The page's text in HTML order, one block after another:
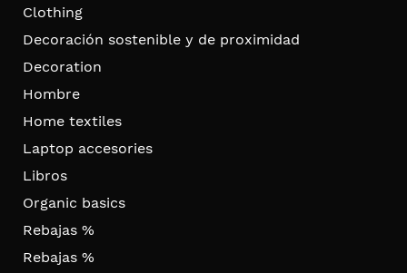
Clothing
Decoración sostenible y de proximidad
Decoration
Hombre
Home textiles
Laptop accesories
Libros
Organic basics
Rebajas %
Rebajas %